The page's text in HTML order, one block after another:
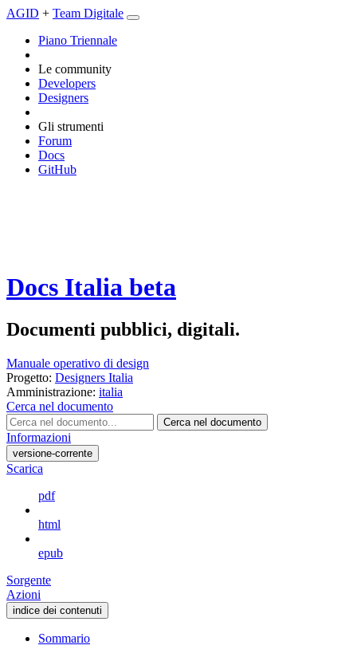
AGID + Team Digitale
Piano Triennale
Le community
Developers
Designers
Gli strumenti
Forum
Docs
GitHub
Docs Italia beta
Documenti pubblici, digitali.
Manuale operativo di design
Progetto: Designers Italia
Amministrazione: italia
Cerca nel documento
Cerca nel documento
Informazioni
versione-corrente
Scarica
pdf
html
epub
Sorgente
Azioni
indice dei contenuti
Sommario